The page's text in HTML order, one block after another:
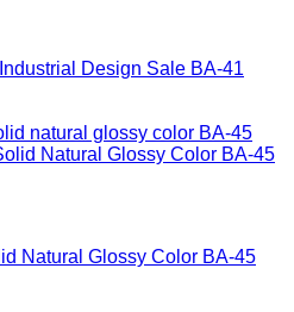
Design Sale BA-41
Natural Glossy Color BA-45